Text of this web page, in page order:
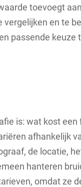
toevoegt
en te
passende keuze
is: wat kost
afhankelijk
de locatie,
hanteren
omdat ze